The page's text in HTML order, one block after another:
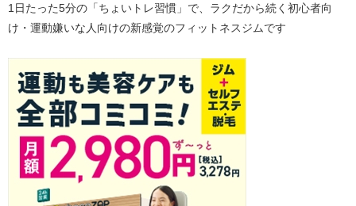
1日たった5分の「ちょいトレ習慣」で、ラクだから続く初心者向
け・運動嫌いな人向けの新感覚のフィットネスジムです